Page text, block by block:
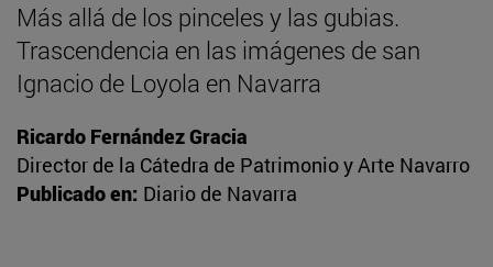
Más allá de los pinceles y las gubias.
Trascendencia en las imágenes de san
Ignacio de Loyola en Navarra
Ricardo Fernández Gracia
Director de la Cátedra de Patrimonio y Arte Navarro
Publicado en: Diario de Navarra